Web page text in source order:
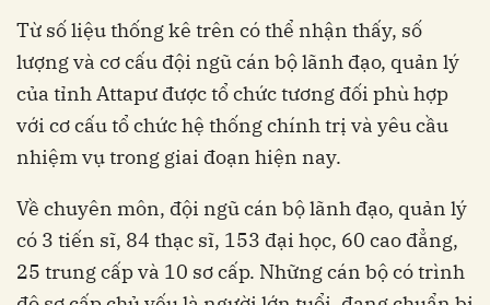
Từ số liệu thống kê trên có thể nhận thấy, số
lượng và cơ cấu đội ngũ cán bộ lãnh đạo, quản lý
của tỉnh Attapư được tổ chức tương đối phù hợp
với cơ cấu tổ chức hệ thống chính trị và yêu cầu
nhiệm vụ trong giai đoạn hiện nay.
Về chuyên môn, đội ngũ cán bộ lãnh đạo, quản lý
có 3 tiến sĩ, 84 thạc sĩ, 153 đại học, 60 cao đẳng,
25 trung cấp và 10 sơ cấp. Những cán bộ có trình